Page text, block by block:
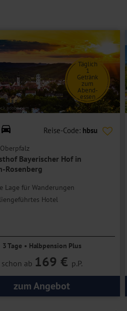
verfügen bei gleicher Ausstattung
Täglich
1
Getränk
zum
Abend-
essen
Reise-Code: hbsu
Bayerischer Hof in
Rosenberg
Lage für Wanderungen
Hotel
3 Tage • Halbpension Plus
schon ab 169 € p.P.
zum Angebot